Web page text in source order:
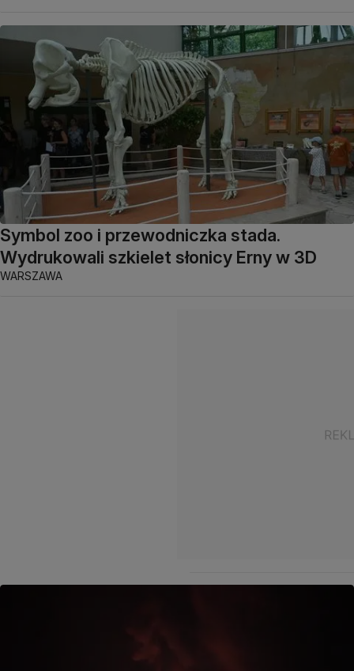
Symbol zoo i przewodniczka stada.
Wydrukowali szkielet słonicy Erny w 3D
WARSZAWA